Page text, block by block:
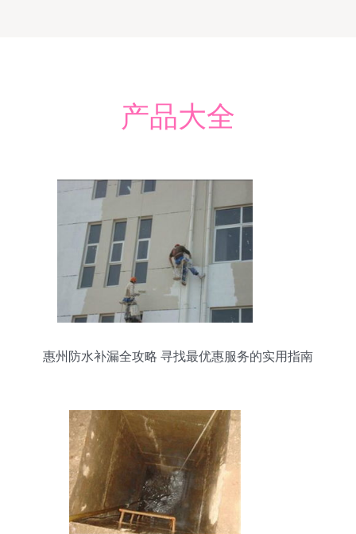
产品大全
惠州防水补漏全攻略 寻找最优惠服务的实用指南